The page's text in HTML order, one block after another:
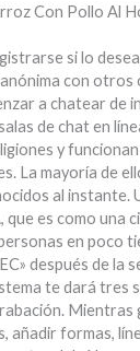
Con Pollo Al
si lo
con otros
a chatear de
de chat en
y
La mayoría de
al instante.
que es como una
en poco
después de la
te dará tres
Mientras
añadir formas,